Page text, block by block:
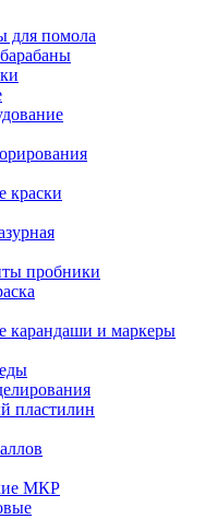
для помола
краски
пробники
карандаши и маркеры
пластилин
МКР